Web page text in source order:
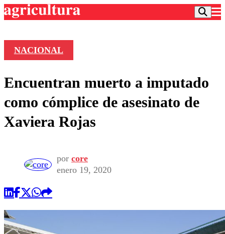
Frecuencias
Agricultura TV
Deportes
Colo Colo
Seleccion Chilena
Entretención
Economía
Publicaciones en medios
Opinión
NACIONAL
Encuentran muerto a imputado
como cómplice de asesinato de
Xaviera Rojas
por core
enero 19, 2020